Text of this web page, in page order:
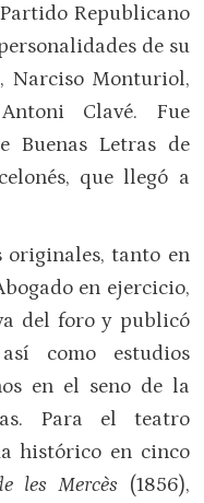
Republicano
de su
Narciso Monturiol,
Clavé. Fue
Buenas Letras de
que llegó a
originales, tanto en
en ejercicio,
del foro y publicó
como estudios
en el seno de la
Para el teatro
histórico en cinco
les Mercès (1856),